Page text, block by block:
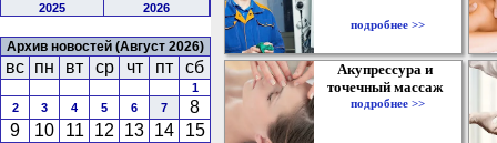
2025 2026
Архив новостей (Август 2026)
вс пн вт ср чт пт сб
1
2
3 4 5 6 7
8
9
10 11 12 13 14
15
подробнее >>
Акупрессура и
точечный массаж
подробнее >>